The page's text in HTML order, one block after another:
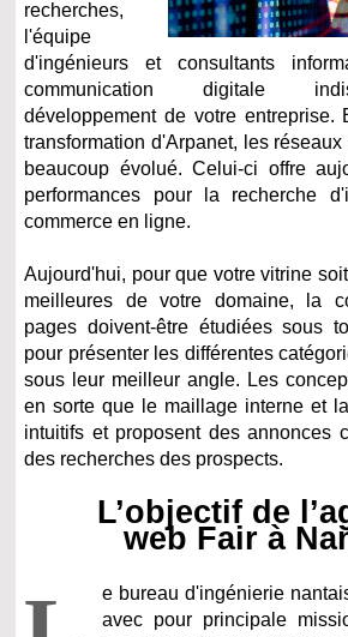
recherches,
l'équipe
d'ingénieurs et consultants
communication digitale
développement de votre entreprise.
transformation d'Arpanet, les
beaucoup évolué. Celui-ci offre
performances pour la recherche
commerce en ligne.
Aujourd'hui, pour que votre vitrine
meilleures de votre domaine, la
pages doivent-être étudiées sous
pour présenter les différentes
sous leur meilleur angle. Les
en sorte que le maillage interne et
intuitifs et proposent des annonces
des recherches des prospects.
L’objectif de
web Fair à
e bureau d'ingénierie
avec pour principale